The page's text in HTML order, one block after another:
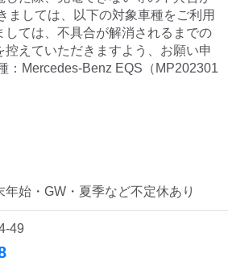
ましては、以下の対象車種をご利用
しては、不具合が解消されるまでの
控えていただきますよう、お願い申
：Mercedes-Benz EQS（MP202301
年始・GW・夏季など不定休あり
49